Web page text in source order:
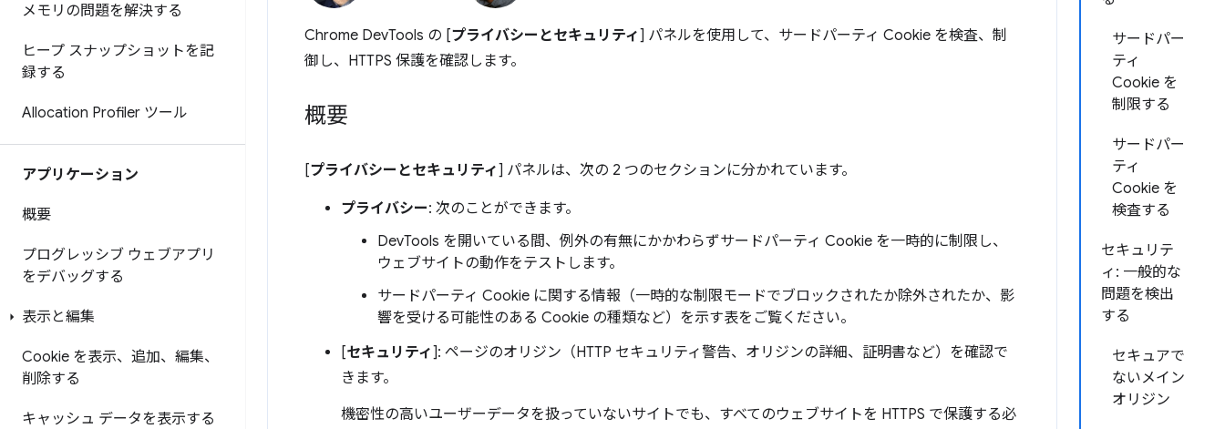
メモリの問題を解決する
ヒープ スナップショットを記
録する
Allocation Profiler ツール
アプリケーション
概要
プログレッシブ ウェブアプリ
をデバッグする
表示と編集
Cookie を表示、追加、編集、
削除する
キャッシュ データを表示する
サードパー
ティ
Cookie を
制限する
サードパー
ティ
Cookie を
検査する
セキュリテ
ィ: 一般的な
問題を検出
する
セキュアで
ないメイン
オリジン
Chrome DevTools の [プライバシーとセキュリティ ] パネルを使用して、サードパーティ Cookie を検査、制
御し、HTTPS 保護を確認します。
概要
[プライバシーとセキュリティ ] パネルは、次の 2 つのセクションに分かれています。
プライバシー: 次のことができます。
DevTools を開いている間、例外の有無にかかわらずサードパーティ Cookie を一時的に制限し、
ウェブサイトの動作をテストします。
サードパーティ Cookie に関する情報（一時的な制限モードでブロックされたか除外されたか、影
響を受ける可能性のある Cookie の種類など）を示す表をご覧ください。
[セキュリティ ]: ページのオリジン（HTTP セキュリティ警告、オリジンの詳細、証明書など）を確認で
きます。
機密性の高いユーザーデータを扱っていないサイトでも、すべてのウェブサイトを HTTPS で保護する必